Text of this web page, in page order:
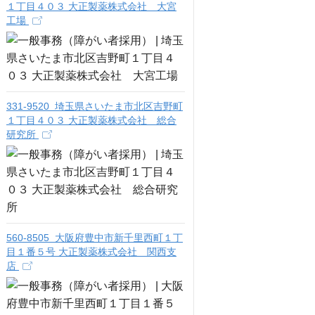
１丁目４０３ 大正製薬株式会社 大宮
工場
331-9520 埼玉県さいたま市北区吉野町
１丁目４０３ 大正製薬株式会社 総合
研究所
560-8505 大阪府豊中市新千里西町１丁
目１番５号 大正製薬株式会社 関西支
店